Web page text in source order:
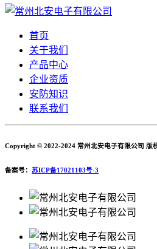
首页
关于我们
产品中心
企业资质
安防知识
联系我们
Copyright © 2022-2024 常州北安电子有限公司 版
备案号： 苏ICP备17021103号-3